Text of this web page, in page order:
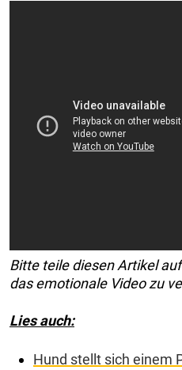
Bitte teile diesen Artikel
das emotionale Video zu
Lies auch:
Hund stellt sich einem